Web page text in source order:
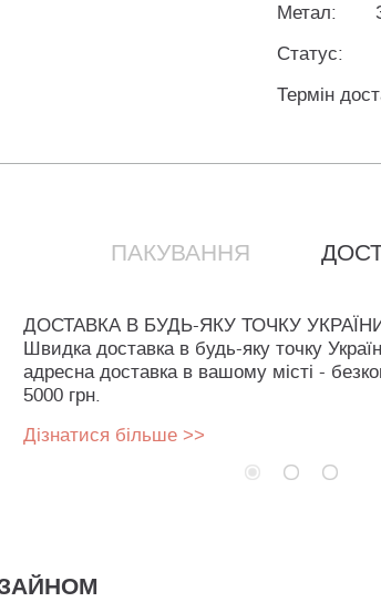
Метал:
Статус:
Термін
ПАКУВАННЯ
ДОСТАВКА В БУДЬ-ЯКУ ТОЧКУ
Швидка доставка в будь-яку точку
адресна доставка в вашому місті -
5000 грн.
Дізнатися більше >>